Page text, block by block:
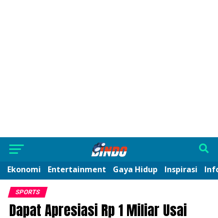
Ekonomi Entertainment Gaya Hidup Inspirasi
SPORTS
Dapat Apresiasi Rp 1 Miliar Usai